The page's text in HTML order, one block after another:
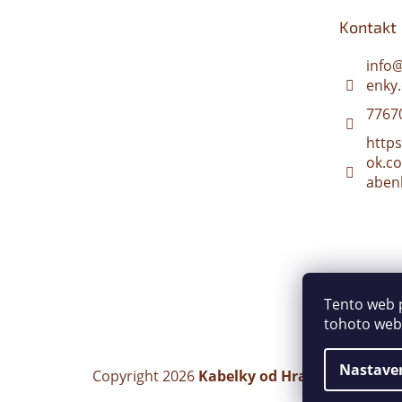
Tento web
tohoto
Kontakt
info
Copyright 2026 Kabelky od Hraběnky.